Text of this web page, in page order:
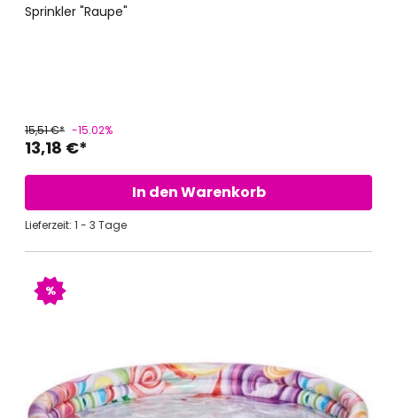
Sprinkler "Raupe"
13,18 €*
15,51 €* -15.02%
In den Warenkorb
Lieferzeit: 1 - 3 Tage
%